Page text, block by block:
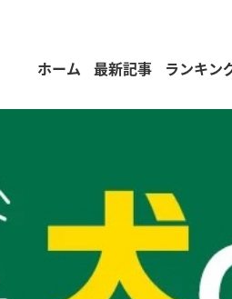
ホーム 最新記事 ランキン